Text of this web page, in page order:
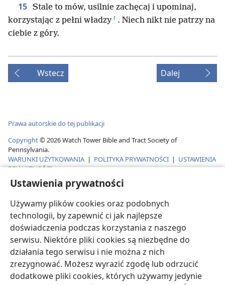
Ustawienia prywatności
Używamy plików cookies oraz podobnych
technologii, by zapewnić ci jak najlepsze
doświadczenia podczas korzystania z naszego
serwisu. Niektóre pliki cookies są niezbędne do
działania tego serwisu i nie można z nich
zrezygnować. Możesz wyrazić zgodę lub odrzucić
dodatkowe pliki cookies, których używamy jedynie
15 Stale to mów, usilnie zachęcaj i upominaj,
korzystając z pełni władzy t . Niech nikt nie patrzy na
ciebie z góry.
Wstecz Dalej
Prawa autorskie do tej publikacji
Copyright© 2026Watch Tower Bible and Tract Society of
Pennsylvania.
WARUNKI UŻYTKOWANIA | POLITYKA PRYWATNOŚCI | USTAWIENIA
PRYWATNOŚCI